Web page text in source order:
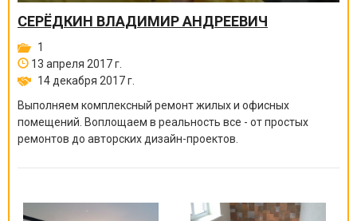
СЕРЁДКИН ВЛАДИМИР АНДРЕЕВИЧ
1
13 апреля 2017 г.
14 декабря 2017 г.
Выполняем комплексный ремонт жилых и офисных
помещений. Воплощаем в реальность все - от простых
ремонтов до авторских дизайн-проектов.